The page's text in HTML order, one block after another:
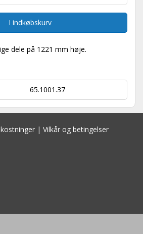
I indkøbskurv
dele på 1221 mm høje.
65.1001.37
| Vilkår og betingelser